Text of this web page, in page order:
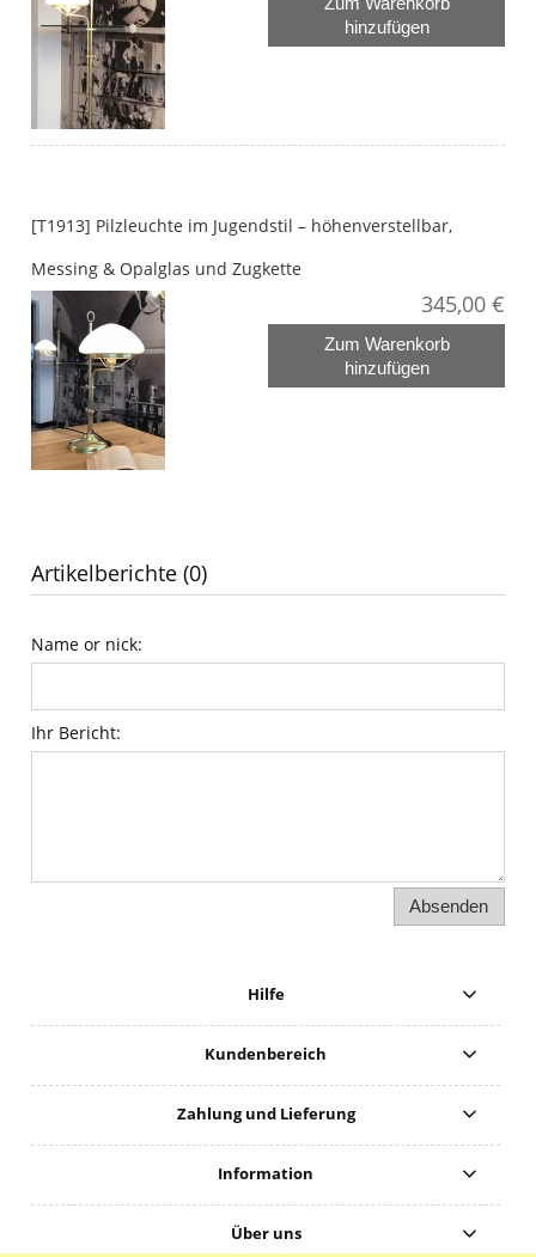
hinzufügen
[T1913] Pilzleuchte im Jugendstil – höhenverstellbar,
Messing & Opalglas und Zugkette
345,00 €
Zum Warenkorb
hinzufügen
Artikelberichte (0)
Name or nick:
Ihr Bericht:
Absenden
Hilfe
Kundenbereich
Zahlung und Lieferung
Information
Über uns